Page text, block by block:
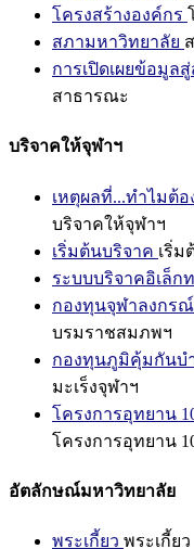
โครงสร้างองค์กร
สภามหาวิทยาลัย
การเปิดเผยข้อมูล
สาธารณะ
บริจาคให้จุฬาฯ
เหตุผลที่...ทำไมต้
บริจาคให้จุฬาฯ
เริ่มต้นบริจาค เริ่ม
ระบบบริจาคอิเล็ก
กองทุนจุฬาลงกร
บรมราชสมภพฯ
กองทุนภูมิคุ้มกันบ
มะเร็งจุฬาฯ
โครงการอุทยาน
โครงการอุทยาน
อัตลักษณ์มหาวิทยาลัย
พระเกี้ยว พระเกี้ยว